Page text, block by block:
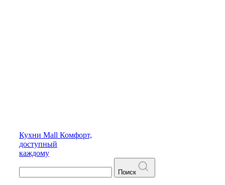
Кухни Mall Комфорт,
доступный
каждому
Поиск